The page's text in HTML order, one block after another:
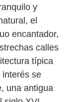
y
el
encantador,
calles
típica
interés se
una antigua